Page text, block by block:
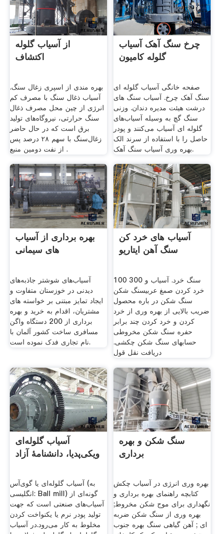
از آسیاب گلوله
اکتشاف
بهره مندی از اسپری زغال سنگ.
آسیاب ذغال سنگ با مصرف کم
انرژی از چین محل مصرف ذغال
سنگ حرارتی، نیروگاه‌های تولید
برق است که در حال حاضر
زغال‌سنگ با سهم ۲۸ درصد پس
از نفت دومین منبع .
چرخ سنگ آهک آسیاب
گلوله کامیون
صفحه خانگی آسیاب گلوله ای
سنگ آهک چرخ. آسیاب سنگ های
درشت هیئت مدیره دندان. وزنی
سنگ گچ به وسیله آسیاب‌های
گلوله ای آسیاب می‌کنند و پودر
حاصل را با استفاده از سرند الک
بهره وری آسیاب سنگ آهک.
بهره برداری از آسیاب
های سیمانی
آسیاب‌های شوشتر جاذبه‌های
دیدنی در خوزستان متفاوت و
ایجاد تمایز مبتنی بر خواسته های
مشتریان، اقدام به خرید و بهره
برداری از 200 دستگاه واگن
مسافری ساخت کشور آلمان با
نام تجاری فدک نموده است.
آسیاب های خرد کن
سنگ آهن ایتاریو
100 300 سنگ خرد. آسیاب و
خرد کردن صمغ عربیسنگ شکن
سنگ شکن در باره محصول
ضریب بالایی از بهره وری از خرد
کردن و خرد کردن چند برابر
حفره سنگ شکن مخروطی
حسابهای سنگ شکن چکشی.
دریافت نقل قول
آسیاب گلوله‌ای
ویکی‌پدیا، دانشنامهٔ آزاد
آسیاب گلوله‌ای یا گوی‌آس (به
انگلیسی: Ball mill) گونه‌ای از
آسیاب‌های صنعتی است که جهت
تولید پودر نرم یا یکنواخت کردن
مخلوط به کار می‌رود.در آسیاب
سنگ شکن و بهره
برداری
بهره وری انرژی در آسیاب چکش
کتابچه راهنمای بهره برداری و
نگهداری برای موج شکن مخروط;
بهره وری از سنگ شکن ضربه
ای ; آهن گیاهی سنگ بهره جنوب